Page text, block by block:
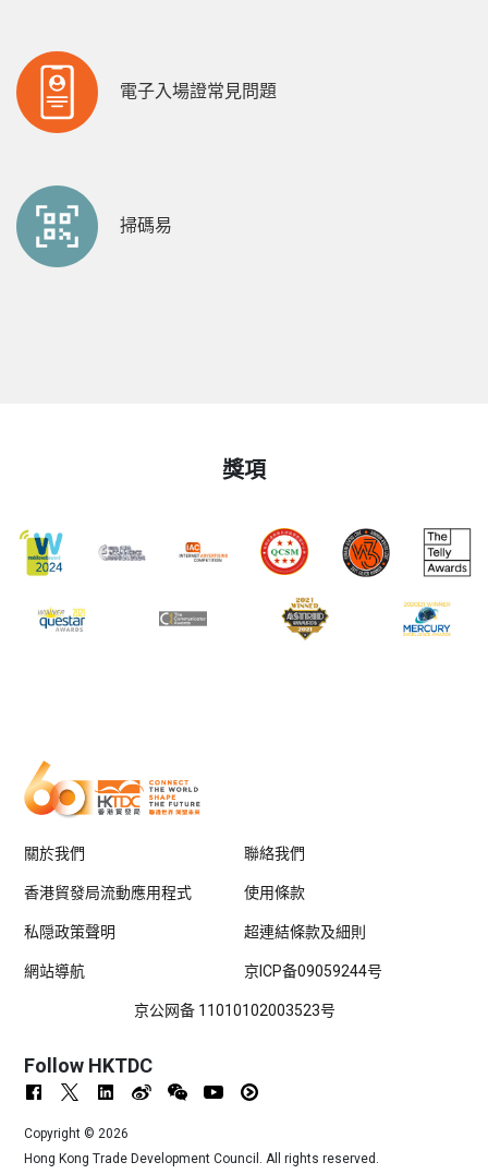
電子入場證常見問題
掃碼易
獎項
關於我們 聯絡我們
香港貿發局流動應用程式 使用條款
私隠政策聲明 超連結條款及細則
網站導航 京ICP备09059244号
京公网备 11010102003523号
Follow HKTDC
Copyright ©2026
Hong Kong Trade Development Council. All rights reserved.